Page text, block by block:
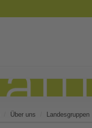
Über uns Landesgruppen